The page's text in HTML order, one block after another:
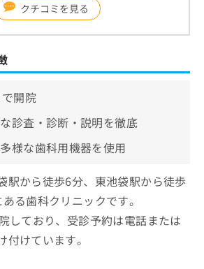
クチコミを見る
開院
診査・診断・説明を徹底
様な歯科用機器を使用
駅から徒歩6分、東池袋駅から徒歩
る歯科クリニックです。
しており、受診予約は電話または
けています。